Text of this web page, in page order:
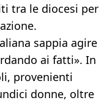
tra le diocesi per
sappia agire
ai fatti». In
provenienti
donne, oltre